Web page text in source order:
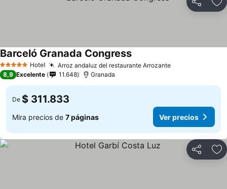
Compartir
5 Estrellas Hotel Arroz andaluz del restaurante Arrozante
Barceló Granada Congress
8,9 Excelente 11.648 Granada
De $ 311.833
Mira precios de 7 páginas Ver precios
Compartir